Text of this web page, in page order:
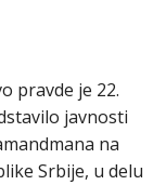
pravde je 22.
javnosti
na
Srbije, u delu